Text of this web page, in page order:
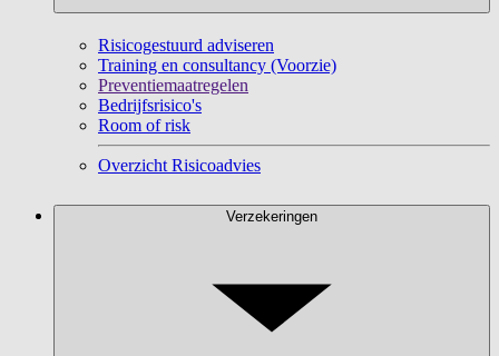
Risicogestuurd adviseren
Training en consultancy (Voorzie)
Preventiemaatregelen
Bedrijfsrisico's
Room of risk
Overzicht Risicoadvies
Verzekeringen